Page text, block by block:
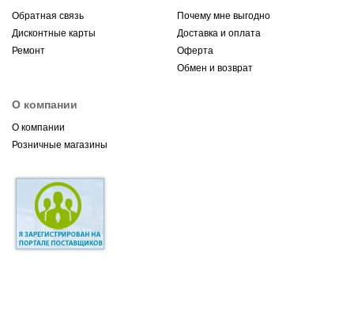
Обратная связь
Дисконтные карты
Ремонт
Почему мне выгодно
Доставка и оплата
Оферта
Обмен и возврат
О компании
О компании
Розничные магазины